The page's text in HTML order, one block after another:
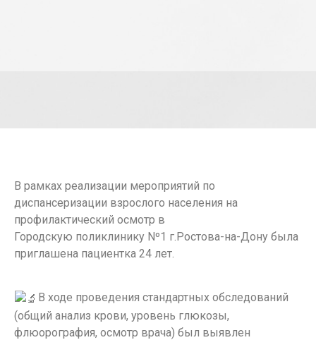
В рамках реализации мероприятий по
диспансеризации взрослого населения на
профилактический осмотр в
Городскую поликлинику Nº1 г.Ростова-на-Дону была
приглашена пациентка 24 лет.
В ходе проведения стандартных обследований
(общий анализ крови, уровень глюкозы,
флюорография, осмотр врача) был выявлен